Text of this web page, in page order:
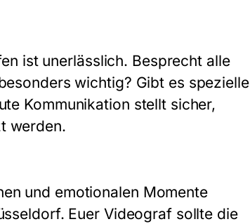
ist unerlässlich. Besprecht alle
wichtig? Gibt es spezielle
Kommunikation stellt sicher,
werden.
und emotionalen Momente
Euer Videograf sollte die